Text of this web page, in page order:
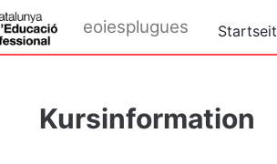
eoiesplugues
Kursinformation